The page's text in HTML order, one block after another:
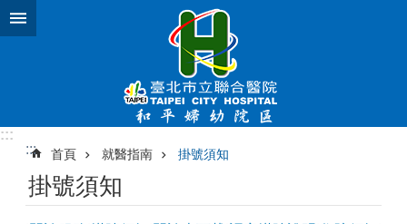
跳到主要內容區塊
:::
:::
首頁 就醫指南 掛號須知
掛號須知